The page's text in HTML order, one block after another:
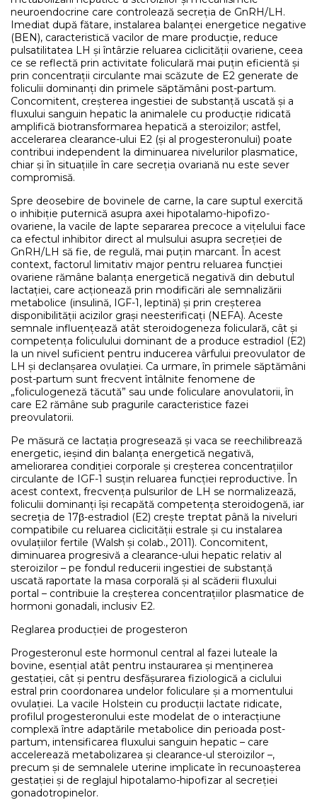
neuroendocrine care controlează secreția de GnRH/LH.
Imediat după fătare, instalarea balanței energetice negative
(BEN), caracteristică vacilor de mare producție, reduce
pulsatilitatea LH și întârzie reluarea ciclicității ovariene, ceea
ce se reflectă prin activitate foliculară mai puțin eficientă și
prin concentrații circulante mai scăzute de E2 generate de
foliculii dominanți din primele săptămâni post-partum.
Concomitent, creșterea ingestiei de substanță uscată și a
fluxului sanguin hepatic la animalele cu producție ridicată
amplifică biotransformarea hepatică a steroizilor; astfel,
accelerarea clearance-ului E2 (și al progesteronului) poate
contribui independent la diminuarea nivelurilor plasmatice,
chiar și în situațiile în care secreția ovariană nu este sever
compromisă.
Spre deosebire de bovinele de carne, la care suptul exercită
o inhibiție puternică asupra axei hipotalamo-hipofizo-
ovariene, la vacile de lapte separarea precoce a vițelului face
ca efectul inhibitor direct al mulsului asupra secreției de
GnRH/LH să fie, de regulă, mai puțin marcant. În acest
context, factorul limitativ major pentru reluarea funcției
ovariene rămâne balanța energetică negativă din debutul
lactației, care acționează prin modificări ale semnalizării
metabolice (insulină, IGF-1, leptină) și prin creșterea
disponibilității acizilor grași neesterificați (NEFA). Aceste
semnale influențează atât steroidogeneza foliculară, cât și
competența foliculului dominant de a produce estradiol (E2)
la un nivel suficient pentru inducerea vârfului preovulator de
LH și declanșarea ovulației. Ca urmare, în primele săptămâni
post-partum sunt frecvent întâlnite fenomene de
„foliculogeneză tăcută” sau unde foliculare anovulatorii, în
care E2 rămâne sub pragurile caracteristice fazei
preovulatorii.
Pe măsură ce lactația progresează și vaca se reechilibrează
energetic, ieșind din balanța energetică negativă,
ameliorarea condiției corporale și creșterea concentrațiilor
circulante de IGF-1 susțin reluarea funcției reproductive. În
acest context, frecvența pulsurilor de LH se normalizează,
foliculii dominanți își recapătă competența steroidogenă, iar
secreția de 17β-estradiol (E2) crește treptat până la niveluri
compatibile cu reluarea ciclicității estrale și cu instalarea
ovulațiilor fertile (Walsh și colab., 2011). Concomitent,
diminuarea progresivă a clearance-ului hepatic relativ al
steroizilor – pe fondul reducerii ingestiei de substanță
uscată raportate la masa corporală și al scăderii fluxului
portal – contribuie la creșterea concentrațiilor plasmatice de
hormoni gonadali, inclusiv E2.
Reglarea producției de progesteron
Progesteronul este hormonul central al fazei luteale la
bovine, esențial atât pentru instaurarea și menținerea
gestației, cât și pentru desfășurarea fiziologică a ciclului
estral prin coordonarea undelor foliculare și a momentului
ovulației. La vacile Holstein cu producții lactate ridicate,
profilul progesteronului este modelat de o interacțiune
complexă între adaptările metabolice din perioada post-
partum, intensificarea fluxului sanguin hepatic – care
accelerează metabolizarea și clearance-ul steroizilor –,
precum și de semnalele uterine implicate în recunoașterea
gestației și de reglajul hipotalamo-hipofizar al secreției
gonadotropinelor.